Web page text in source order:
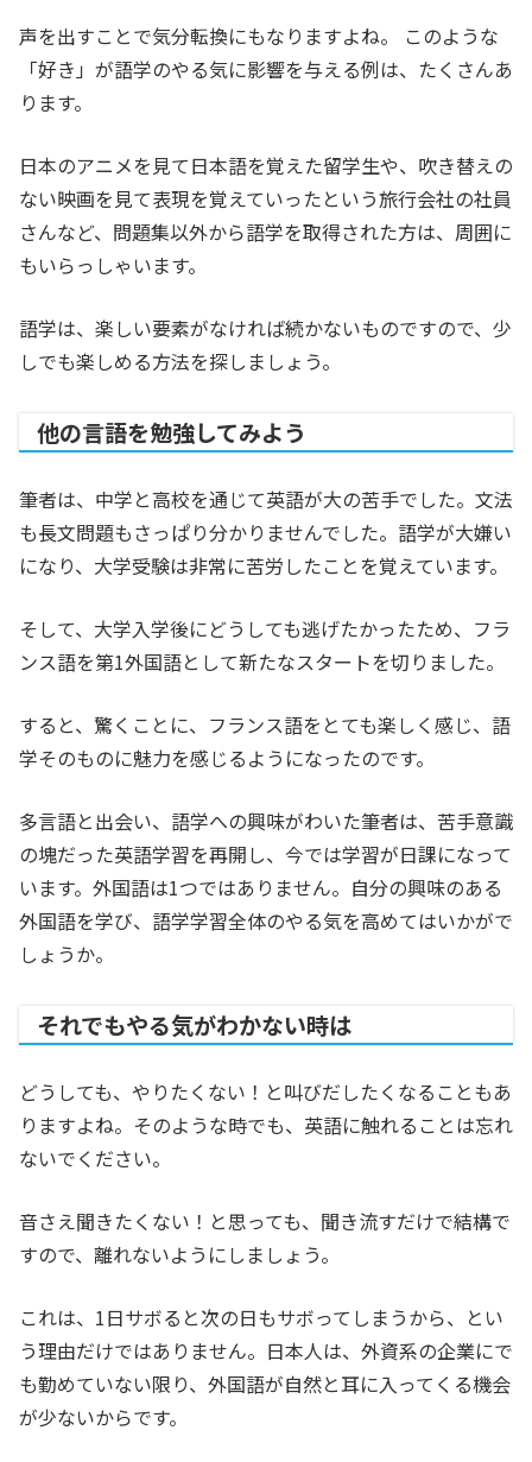
声を出すことで気分転換にもなりますよね。 このような
「好き」が語学のやる気に影響を与える例は、たくさんあ
ります。
日本のアニメを見て日本語を覚えた留学生や、吹き替えの
ない映画を見て表現を覚えていったという旅行会社の社員
さんなど、問題集以外から語学を取得された方は、周囲に
もいらっしゃいます。
語学は、楽しい要素がなければ続かないものですので、少
しでも楽しめる方法を探しましょう。
他の言語を勉強してみよう
筆者は、中学と高校を通じて英語が大の苦手でした。文法
も長文問題もさっぱり分かりませんでした。語学が大嫌い
になり、大学受験は非常に苦労したことを覚えています。
そして、大学入学後にどうしても逃げたかったため、フラ
ンス語を第1外国語として新たなスタートを切りました。
すると、驚くことに、フランス語をとても楽しく感じ、語
学そのものに魅力を感じるようになったのです。
多言語と出会い、語学への興味がわいた筆者は、苦手意識
の塊だった英語学習を再開し、今では学習が日課になって
います。外国語は1つではありません。自分の興味のある
外国語を学び、語学学習全体のやる気を高めてはいかがで
しょうか。
それでもやる気がわかない時は
どうしても、やりたくない！と叫びだしたくなることもあ
りますよね。そのような時でも、英語に触れることは忘れ
ないでください。
音さえ聞きたくない！と思っても、聞き流すだけで結構で
すので、離れないようにしましょう。
これは、1日サボると次の日もサボってしまうから、とい
う理由だけではありません。日本人は、外資系の企業にで
も勤めていない限り、外国語が自然と耳に入ってくる機会
が少ないからです。